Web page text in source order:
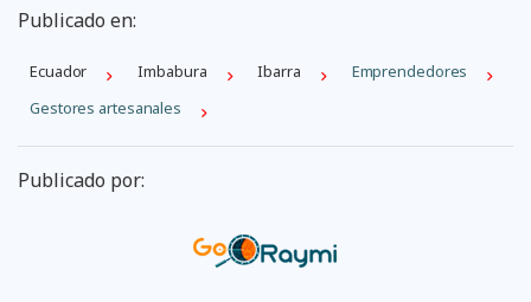
Publicado en:
Ecuador Imbabura Ibarra
Emprendedores
Gestores artesanales
Publicado por: